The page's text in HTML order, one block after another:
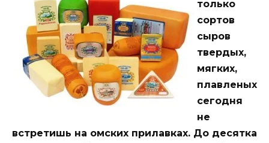
только
сортов
сыров
твердых,
мягких,
плавленых
сегодня
не
встретишь на омских прилавках. До десятка